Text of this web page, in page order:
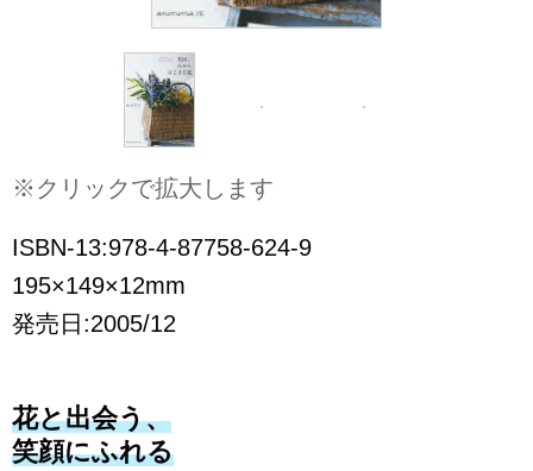
※クリックで拡大します
ISBN-13:978-4-87758-624-9
195×149×12mm
発売日:2005/12
花と出会う、
笑顔にふれる